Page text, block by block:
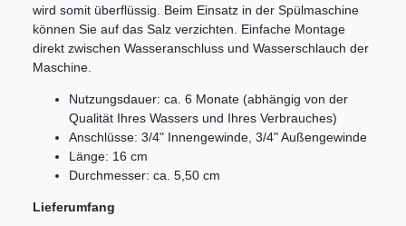
wird somit überflüssig. Beim Einsatz in der Spülmaschine
können Sie auf das Salz verzichten. Einfache Montage
direkt zwischen Wasseranschluss und Wasserschlauch der
Maschine.
Nutzungsdauer: ca. 6 Monate (abhängig von der
Qualität Ihres Wassers und Ihres Verbrauches)
Anschlüsse: 3/4" Innengewinde, 3/4" Außengewinde
Länge: 16 cm
Durchmesser: ca. 5,50 cm
Lieferumfang